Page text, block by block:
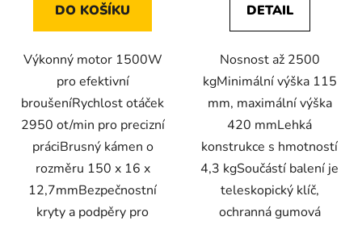
DO KOŠÍKU
Výkonný motor 1500W
pro efektivní
broušeníRychlost otáček
2950 ot/min pro precizní
práciBrusný kámen o
rozměru 150 x 16 x
12,7mmBezpečnostní
kryty a podpěry pro
DETAIL
Nosnost až 2500
kgMinimální výška 115
mm, maximální výška
420 mmLehká
konstrukce s hmotností
4,3 kgSoučástí balení je
teleskopický klíč,
ochranná gumová